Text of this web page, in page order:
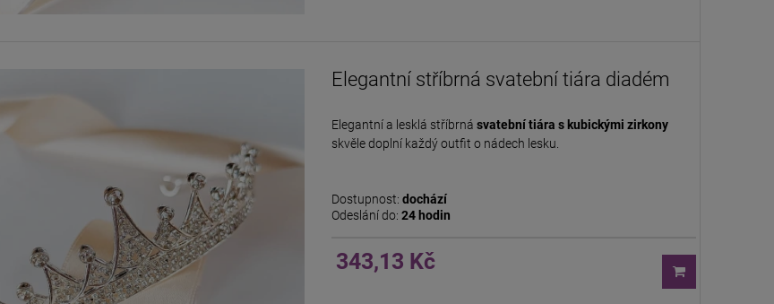
Elegantní stříbrná svatební tiára diadém
Elegantní a lesklá stříbrná svatební tiára s kubickými zirkony
skvěle doplní každý outfit o nádech lesku.
Dostupnost: dochází
Odeslání do: 24 hodin
343,13 Kč